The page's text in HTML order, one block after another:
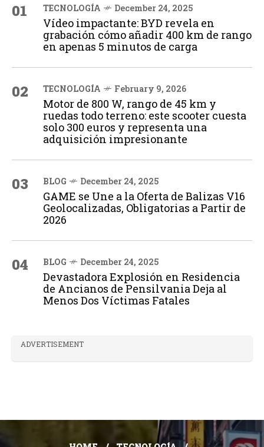
01 TECNOLOGÍA December 24, 2025
Vídeo impactante: BYD revela en
grabación cómo añadir 400 km de rango
en apenas 5 minutos de carga
02 TECNOLOGÍA February 9, 2026
Motor de 800 W, rango de 45 km y
ruedas todo terreno: este scooter cuesta
solo 300 euros y representa una
adquisición impresionante
03 BLOG December 24, 2025
GAME se Une a la Oferta de Balizas V16
Geolocalizadas, Obligatorias a Partir de
2026
04 BLOG December 24, 2025
Devastadora Explosión en Residencia
de Ancianos de Pensilvania Deja al
Menos Dos Víctimas Fatales
ADVERTISEMENT